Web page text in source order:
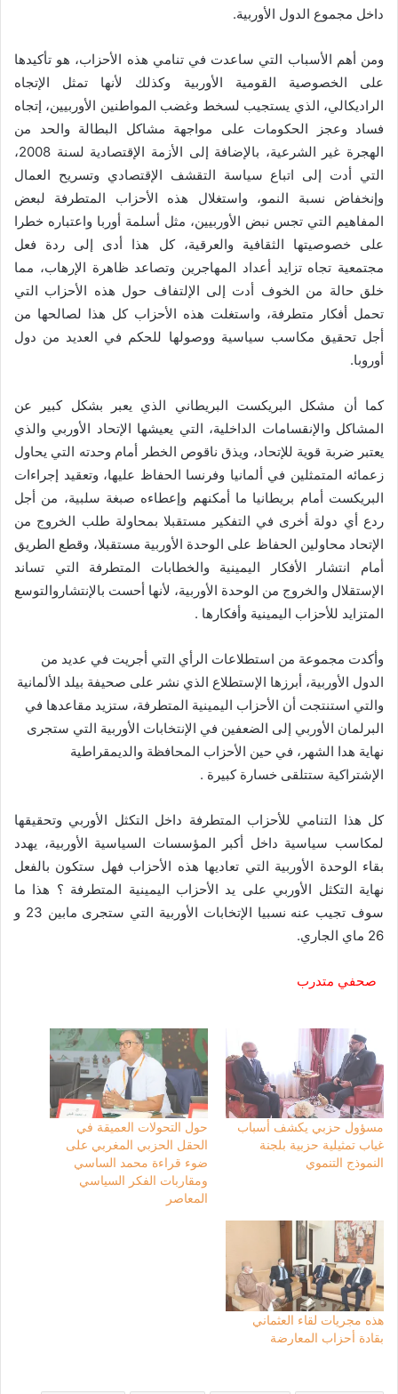
داخل مجموع الدول الأوربية.
ومن أهم الأسباب التي ساعدت في تنامي هذه الأحزاب، هو تأكيدها
على الخصوصية القومية الأوربية وكذلك لأنها تمثل الإتجاه
الراديكالي، الذي يستجيب لسخط وغضب المواطنين الأوربيين، إتجاه
فساد وعجز الحكومات على مواجهة مشاكل البطالة والحد من
الهجرة غير الشرعية، بالإضافة إلى الأزمة الإقتصادية لسنة 2008،
التي أدت إلى اتباع سياسة التقشف الإقتصادي وتسريح العمال
وإنخفاض نسبة النمو، واستغلال هذه الأحزاب المتطرفة لبعض
المفاهيم التي تجس نبض الأوربيين، مثل أسلمة أوربا واعتباره خطرا
على خصوصيتها الثقافية والعرقية، كل هذا أدى إلى ردة فعل
مجتمعية تجاه تزايد أعداد المهاجرين وتصاعد ظاهرة الإرهاب، مما
خلق حالة من الخوف أدت إلى الإلتفاف حول هذه الأحزاب التي
تحمل أفكار متطرفة، واستغلت هذه الأحزاب كل هذا لصالحها من
أجل تحقيق مكاسب سياسية ووصولها للحكم في العديد من دول
أوروبا.
كما أن مشكل البريكست البريطاني الذي يعبر بشكل كبير عن
المشاكل والإنقسامات الداخلية، التي يعيشها الإتحاد الأوربي والذي
يعتبر ضربة قوية للإتحاد، ويذق ناقوص الخطر أمام وحدته التي يحاول
زعمائه المتمثلين في ألمانيا وفرنسا الحفاظ عليها، وتعقيد إجراءات
البريكست أمام بريطانيا ما أمكنهم وإعطاءه صبغة سلبية، من أجل
ردع أي دولة أخرى في التفكير مستقبلا بمحاولة طلب الخروج من
الإتحاد محاولين الحفاظ على الوحدة الأوربية مستقبلا، وقطع الطريق
أمام انتشار الأفكار اليمينية والخطابات المتطرفة التي تساند
الإستقلال والخروج من الوحدة الأوربية، لأنها أحست بالإنتشاروالتوسع
المتزايد للأحزاب اليمينية وأفكارها .
وأكدت مجموعة من استطلاعات الرأي التي أجريت في عديد من
الدول الأوربية، أبرزها الإستطلاع الذي نشر على صحيفة بيلد الألمانية
والتي استنتجت أن الأحزاب اليمينية المتطرفة، ستزيد مقاعدها في
البرلمان الأوربي إلى الضعفين في الإنتخابات الأوربية التي ستجرى
نهاية هدا الشهر، في حين الأحزاب المحافظة والديمقراطية
الإشتراكية ستتلقى خسارة كبيرة .
كل هذا التنامي للأحزاب المتطرفة داخل التكثل الأوربي وتحقيقها
لمكاسب سياسية داخل أكبر المؤسسات السياسية الأوربية، يهدد
بقاء الوحدة الأوربية التي تعاديها هذه الأحزاب فهل ستكون بالفعل
نهاية التكثل الأوربي على يد الأحزاب اليمينية المتطرفة ؟ هذا ما
سوف تجيب عنه نسبيا الإتخابات الأوربية التي ستجرى مابين 23 و
26 ماي الجاري.
صحفي متدرب
مسؤول حزبي يكشف أسباب
غياب تمثيلية حزبية بلجنة
النموذج التنموي
حول التحولات العميقة في
الحقل الحزبي المغربي على
ضوء قراءة محمد الساسي
ومقاربات الفكر السياسي
المعاصر
هذه مجريات لقاء العثماني
بقادة أحزاب المعارضة